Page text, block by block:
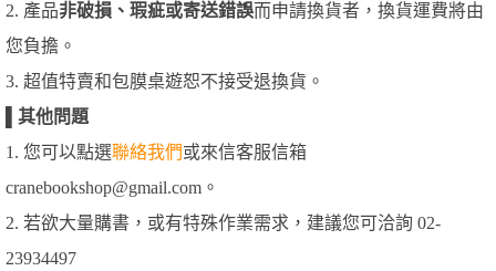
2. 產品非破損、瑕疵或寄送錯誤而申請換貨者，換貨運費將由
您負擔。
3. 超值特賣和包膜桌遊恕不接受退換貨。
其他問題
1. 您可以點選聯絡我們或來信客服信箱
cranebookshop@gmail.com。
2. 若欲大量購書，或有特殊作業需求，建議您可洽詢 02-
23934497